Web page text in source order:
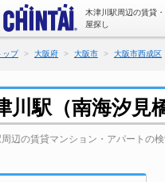
木津川駅周辺の賃貸
屋探し
ップ 大阪府 大阪市 大阪市西成区
川駅（南海汐見
周辺の賃貸マンション・アパートの